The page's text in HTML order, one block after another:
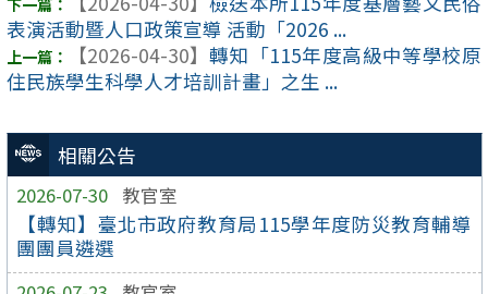
相關公告
2026-07-30 教官室
【轉知】臺北市政府教育局115學年度防災教育輔導
團團員遴選
表演活動暨人口政策宣導 活動「2026 ...
【2026-04-30】 轉知「115年度高級中等學校原
住民族學生科學人才培訓計畫」之生 ...